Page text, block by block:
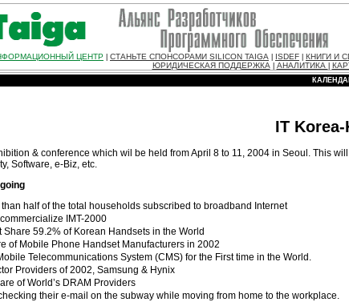
ЦЕНТР СТАНЬТЕ СПОНСОРАМИ SILICON TAIGA ISDEF КНИГИ И
ЮРИДИЧЕСКАЯ ПОДДЕРЖКА| АНАЛИТИКА
IT Korea-
& conference which wil be held from April 8 to 11, 2004 in Seoul. This
Software, e-Biz, etc.
half of the total households subscribed to broadband Internet
IMT-2000
Share 59.2% of Korean Handsets in the World
of Mobile Phone Handset Manufacturers in 2002
Telecommunications System (CMS) for the First time in the World.
Providers of 2002, Samsung & Hynix
of World’s DRAM Providers
their e-mail on the subway while moving from home to the workplace.